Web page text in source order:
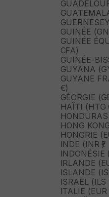
GUINÉE
GUINÉE
CFA)
GUINÉE-
GUYANA
GUYANE
€)
GÉORGIE
HAÏTI (HTG
HONG
HONGRIE
INDE (INR ₹)
INDONÉSIE
IRLANDE
ISLANDE
ISRAËL
ITALIE